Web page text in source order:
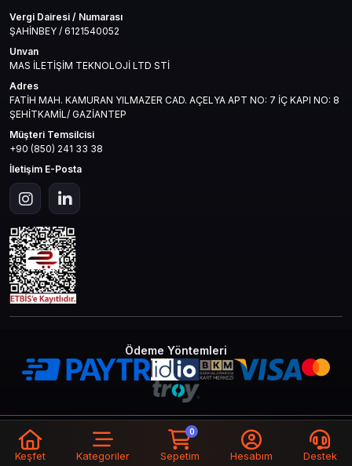
Keşfet Kategoriler
0
Sepetim Hesabım Destek
Vergi Dairesi / Numarası
ŞAHİNBEY / 6121540052
Unvan
MAS İLETİŞİM TEKNOLOJİ LTD STİ
Adres
FATİH MAH. KAMURAN YILMAZER CAD. AÇELYA APT NO: 7 İÇ KAPI NO: 8
ŞEHİTKAMİL/ GAZİANTEP
Müşteri Temsilcisi
+90 (850) 241 33 38
İletişim E-Posta
Ödeme Yöntemleri
© 2026
Saklıdır.
BirMAS İLETİŞİM TEKNOLOJİ LTD STİ
İştirakidir.